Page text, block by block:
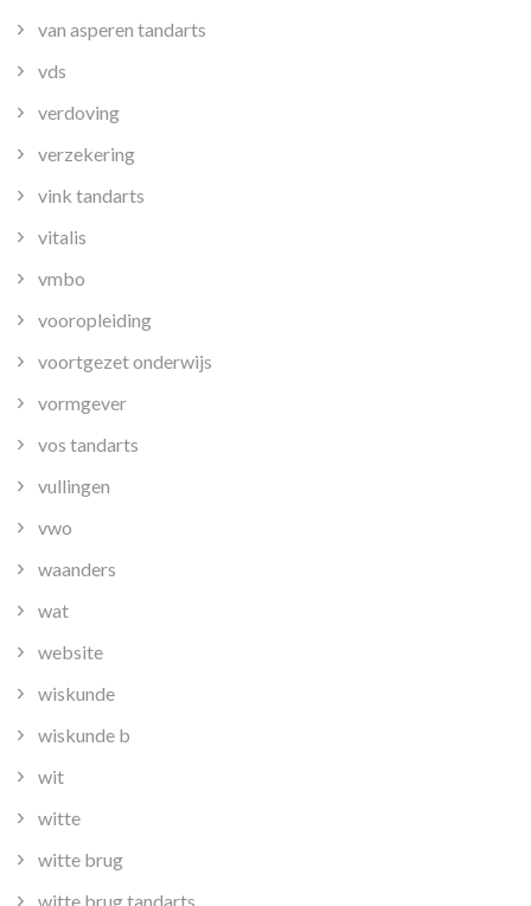
van asperen tandarts
vds
verdoving
verzekering
vink tandarts
vitalis
vmbo
vooropleiding
voortgezet onderwijs
vormgever
vos tandarts
vullingen
vwo
waanders
wat
website
wiskunde
wiskunde b
wit
witte
witte brug
witte brug tandarts